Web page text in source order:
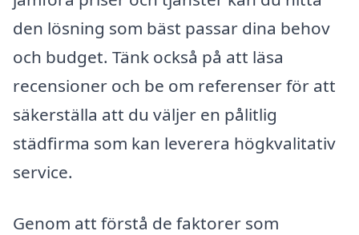
den lösning som bäst passar dina behov
och budget. Tänk också på att läsa
recensioner och be om referenser för att
säkerställa att du väljer en pålitlig
städfirma som kan leverera högkvalitativ
service.
Genom att förstå de faktorer som